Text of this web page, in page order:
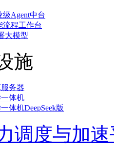
Agent中台
流程工作台
大模型
施
务器
体机
体机DeepSeek版
调度与加